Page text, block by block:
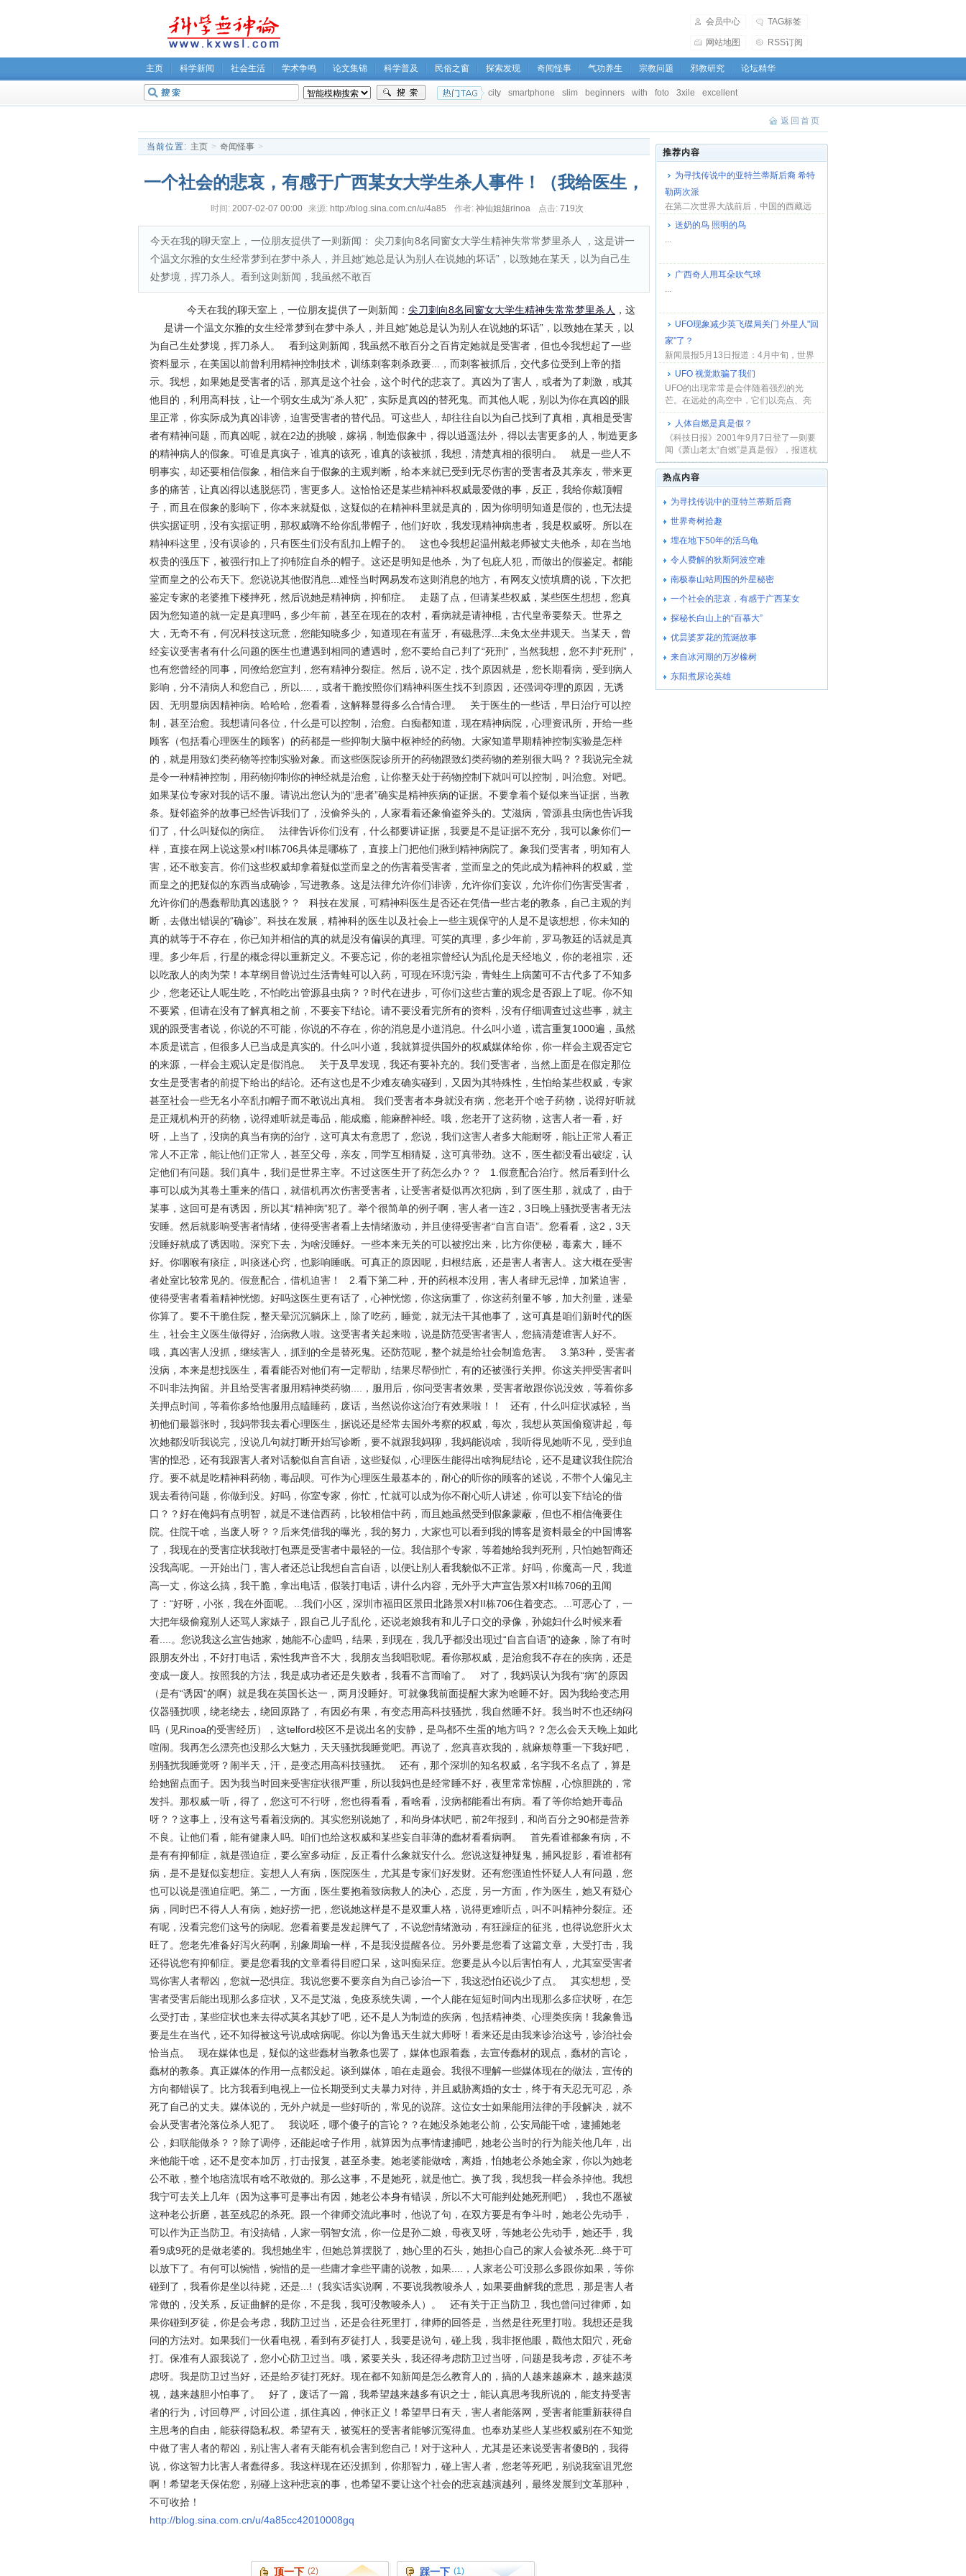
会员中心 TAG标签
网站地图 RSS订阅
主页 科学新闻 社会生活 学术争鸣 论文集锦 科学普及 民俗之窗 探索发现 奇闻怪事 气功养生 宗教问题 邪教研究 论坛精华
无神论坛 city smartphone slim beginners with foto 3xile excellent
返回首页
当前位置: 主页 > 奇闻怪事 >
一个社会的悲哀，有感于广西某女大学生杀人事件！（我给医生，
社
时间: 2007-02-07 00:00 来源: http://blog.sina.com.cn/u/4a85 作者: 神仙姐姐rinoa 点击: 719次
今天在我的聊天室上，一位朋友提供了一则新闻： 尖刀刺向8名同窗女大学生精神失常常梦里杀人 ，这是讲一
个温文尔雅的女生经常梦到在梦中杀人，并且她“她总是认为别人在说她的坏话”，以致她在某天，以为自己生
处梦境，挥刀杀人。看到这则新闻，我虽然不敢百
今天在我的聊天室上，一位朋友提供了一则新闻： 尖刀刺向8名同窗女大学生精神失常常梦里杀人 ，这
是讲一个温文尔雅的女生经常梦到在梦中杀人，并且她“她总是认为别人在说她的坏话”，以致她在某天，以
为自己生处梦境，挥刀杀人。 看到这则新闻，我虽然不敢百分之百肯定她就是受害者，但也令我想起了一些
资料显示，在美国以前曾利用精神控制技术，训练刺客刺杀政要...，而刺客被抓后，交代多位受到上帝的指
示。我想，如果她是受害者的话，那真是这个社会，这个时代的悲哀了。真凶为了害人，或者为了刺激，或其
他目的，利用高科技，让一个弱女生成为“杀人犯”，实际是真凶的替死鬼。而其他人呢，别以为你在真凶的眼
里正常，你实际成为真凶诽谤，迫害受害者的替代品。可这些人，却往往自以为自己找到了真相，真相是受害
者有精神问题，而真凶呢，就在2边的挑唆，嫁祸，制造假象中，得以逍遥法外，得以去害更多的人，制造更多
的精神病人的假象。可谁是真疯子，谁真的该死，谁真的该被抓，我想，清楚真相的很明白。 就是一些人不
明事实，却还要相信假象，相信来自于假象的主观判断，给本来就已受到无尽伤害的受害者及其亲友，带来更
多的痛苦，让真凶得以逃脱惩罚，害更多人。这恰恰还是某些精神科权威最爱做的事，反正，我给你戴顶帽
子，而且在假象的影响下，你本来就疑似，这疑似的在精神科里就是真的，因为你明明知道是假的，也无法提
供实据证明，没有实据证明，那权威嗨不给你乱带帽子，他们好吹，我发现精神病患者，我是权威呀。所以在
精神科这里，没有误诊的，只有医生们没有乱扣上帽子的。 这也令我想起温州戴老师被丈夫他杀，却在当地
权贵的强压下，被强行扣上了抑郁症自杀的帽子。这还是明知是他杀，为了包庇人犯，而做出的假鉴定。都能
堂而皇之的公布天下。您说说其他假消息...难怪当时网易发布这则消息的地方，有网友义愤填膺的说，下次把
鉴定专家的老婆推下楼摔死，然后说她是精神病，抑郁症。 走题了点，但请某些权威，某些医生想想，您真
因为您知道的就一定是真理吗，多少年前，甚至在现在的农村，看病就是请神棍，古代皇帝要祭天。世界之
大，无奇不有，何况科技这玩意，您能知晓多少，知道现在有蓝牙，有磁悬浮...未免太坐井观天。当某天，曾
经妄议受害者有什么问题的医生也遭遇到相同的遭遇时，您不要给自己判了“死刑”，当然我想，您不判“死刑”，
也有您曾经的同事，同僚给您宣判，您有精神分裂症。然后，说不定，找个原因就是，您长期看病，受到病人
影响，分不清病人和您自己，所以....，或者干脆按照你们精神科医生找不到原因，还强词夺理的原因，无诱
因、无明显病因精神病。哈哈哈，您看看，这解释显得多么合情合理。 关于医生的一些话，早日治疗可以控
制，甚至治愈。我想请问各位，什么是可以控制，治愈。白痴都知道，现在精神病院，心理资讯所，开给一些
顾客（包括看心理医生的顾客）的药都是一些抑制大脑中枢神经的药物。大家知道早期精神控制实验是怎样
的，就是用致幻类药物等控制实验对象。而这些医院诊所开的药物跟致幻类药物的差别很大吗？？我说完全就
是令一种精神控制，用药物抑制你的神经就是治愈，让你整天处于药物控制下就叫可以控制，叫治愈。对吧。
如果某位专家对我的话不服。请说出您认为的“患者”确实是精神疾病的证据。不要拿着个疑似来当证据，当教
条。疑邻盗斧的故事已经告诉我们了，没偷斧头的，人家看着还象偷盗斧头的。艾滋病，管源县虫病也告诉我
们了，什么叫疑似的病症。 法律告诉你们没有，什么都要讲证据，我要是不是证据不充分，我可以象你们一
样，直接在网上说这景x村II栋706具体是哪栋了，直接上门把他们揪到精神病院了。象我们受害者，明知有人
害，还不敢妄言。你们这些权威却拿着疑似堂而皇之的伤害着受害者，堂而皇之的凭此成为精神科的权威，堂
而皇之的把疑似的东西当成确诊，写进教条。这是法律允许你们诽谤，允许你们妄议，允许你们伤害受害者，
允许你们的愚蠢帮助真凶逃脱？？ 科技在发展，可精神科医生是否还在凭借一些古老的教条，自己主观的判
断，去做出错误的“确诊”。科技在发展，精神科的医生以及社会上一些主观保守的人是不是该想想，你未知的
真的就等于不存在，你已知并相信的真的就是没有偏误的真理。可笑的真理，多少年前，罗马教廷的话就是真
理。多少年后，行星的概念得以重新定义。不要忘记，你的老祖宗曾经认为乱伦是天经地义，你的老祖宗，还
以吃敌人的肉为荣！本草纲目曾说过生活青蛙可以入药，可现在环境污染，青蛙生上病菌可不古代多了不知多
少，您老还让人呢生吃，不怕吃出管源县虫病？？时代在进步，可你们这些古董的观念是否跟上了呢。你不知
不要紧，但请在没有了解真相之前，不要妄下结论。请不要没看完所有的资料，没有仔细调查过这些事，就主
观的跟受害者说，你说的不可能，你说的不存在，你的消息是小道消息。什么叫小道，谎言重复1000遍，虽然
本质是谎言，但很多人已当成是真实的。什么叫小道，我就算提供国外的权威媒体给你，你一样会主观否定它
的来源，一样会主观认定是假消息。 关于及早发现，我还有要补充的。我们受害者，当然上面是在假定那位
女生是受害者的前提下给出的结论。还有这也是不少难友确实碰到，又因为其特殊性，生怕给某些权威，专家
甚至社会一些无名小卒乱扣帽子而不敢说出真相。 我们受害者本身就没有病，您老开个啥子药物，说得好听就
是正规机构开的药物，说得难听就是毒品，能成瘾，能麻醉神经。哦，您老开了这药物，这害人者一看，好
呀，上当了，没病的真当有病的治疗，这可真太有意思了，您说，我们这害人者多大能耐呀，能让正常人看正
常人不正常，能让他们正常人，甚至父母，亲友，同学互相猜疑，这可真带劲。这不，医生都没看出破绽，认
定他们有问题。我们真牛，我们是世界主宰。不过这医生开了药怎么办？？ 1.假意配合治疗。然后看到什么
事可以成为其卷土重来的借口，就借机再次伤害受害者，让受害者疑似再次犯病，到了医生那，就成了，由于
某事，这回可是有诱因，所以其“精神病”犯了。举个很简单的例子啊，害人者一连2，3日晚上骚扰受害者无法
安睡。然后就影响受害者情绪，使得受害者看上去情绪激动，并且使得受害者“自言自语”。您看看，这2，3天
没睡好就成了诱因啦。深究下去，为啥没睡好。一些本来无关的可以被挖出来，比方你便秘，毒素大，睡不
好。你咽喉有痰症，叫痰迷心窍，也影响睡眠。可真正的原因呢，归根结底，还是害人者害人。这大概在受害
者处室比较常见的。假意配合，借机迫害！ 2.看下第二种，开的药根本没用，害人者肆无忌惮，加紧迫害，
使得受害者看着精神恍惚。好吗这医生更有话了，心神恍惚，你这病重了，你这药剂量不够，加大剂量，迷晕
你算了。要不干脆住院，整天晕沉沉躺床上，除了吃药，睡觉，就无法干其他事了，这可真是咱们新时代的医
生，社会主义医生做得好，治病救人啦。这受害者关起来啦，说是防范受害者害人，您搞清楚谁害人好不。
哦，真凶害人没抓，继续害人，抓到的全是替死鬼。还防范呢，整个就是给社会制造危害。 3.第3种，受害者
没病，本来是想找医生，看看能否对他们有一定帮助，结果尽帮倒忙，有的还被强行关押。你这关押受害者叫
不叫非法拘留。并且给受害者服用精神类药物....，服用后，你问受害者效果，受害者敢跟你说没效，等着你多
关押点时间，等着你多给他服用点瞌睡药，废话，当然说你这治疗有效果啦！！ 还有，什么叫症状减轻，当
初他们最嚣张时，我妈带我去看心理医生，据说还是经常去国外考察的权威，每次，我想从英国偷窥讲起，每
次她都没听我说完，没说几句就打断开始写诊断，要不就跟我妈聊，我妈能说啥，我听得见她听不见，受到迫
害的惶恐，还有我跟害人者对话貌似自言自语，这些疑似，心理医生能得出啥狗屁结论，还不是建议我住院治
疗。要不就是吃精神科药物，毒品呗。可作为心理医生最基本的，耐心的听你的顾客的述说，不带个人偏见主
观去看待问题，你做到没。好吗，你室专家，你忙，忙就可以成为你不耐心听人讲述，你可以妄下结论的借
口？？好在俺妈有点明智，就是不迷信西药，比较相信中药，而且她虽然受到假象蒙蔽，但也不相信俺要住
院。住院干啥，当废人呀？？后来凭借我的曝光，我的努力，大家也可以看到我的博客是资料最全的中国博客
了，我现在的受害症状我敢打包票是受害者中最轻的一位。我信那个专家，等着她给我判死刑，只怕她智商还
没我高呢。一开始出门，害人者还总让我想自言自语，以便让别人看我貌似不正常。好吗，你魔高一尺，我道
高一丈，你这么搞，我干脆，拿出电话，假装打电话，讲什么内容，无外乎大声宣告景X村II栋706的丑闻
了：“好呀，小张，我在外面呢。...我们小区，深圳市福田区景田北路景X村II栋706住着变态。...可恶心了，一
大把年级偷窥别人还骂人家婊子，跟自己儿子乱伦，还说老娘我有和儿子口交的录像，孙媳妇什么时候来看
看....。您说我这么宣告她家，她能不心虚吗，结果，到现在，我几乎都没出现过“自言自语”的迹象，除了有时
跟朋友外出，不好打电话，索性我声音不大，我朋友当我唱歌呢。看你那权威，是治愈我不存在的疾病，还是
变成一废人。按照我的方法，我是成功者还是失败者，我看不言而喻了。 对了，我妈误认为我有“病”的原因
（是有“诱因”的啊）就是我在英国长达一，两月没睡好。可就像我前面提醒大家为啥睡不好。因为我给变态用
仪器骚扰呗，绕老绕去，绕回原路了，有因必有果，有变态用高科技骚扰，我自然睡不好。我当时不也还纳闷
吗（见Rinoa的受害经历），这telford校区不是说出名的安静，是鸟都不生蛋的地方吗？？怎么会天天晚上如此
喧闹。我再怎么漂亮也没那么大魅力，天天骚扰我睡觉吧。再说了，您真喜欢我的，就麻烦尊重一下我好吧，
别骚扰我睡觉呀？闹半天，汗，是变态用高科技骚扰。 还有，那个深圳的知名权威，名字我不名点了，算是
给她留点面子。因为我当时回来受害症状很严重，所以我妈也是经常睡不好，夜里常常惊醒，心惊胆跳的，常
发抖。那权威一听，得了，您这可不行呀，您也得看看，看啥看，没病都能看出有病。看了等你给她开毒品
呀？？这事上，没有这号看着没病的。其实您别说她了，和尚身体状吧，前2年报到，和尚百分之90都是营养
不良。让他们看，能有健康人吗。咱们也给这权威和某些妄自菲薄的蠢材看看病啊。 首先看谁都象有病，不
是有有抑郁症，就是强迫症，要么室多动症，反正看什么象就安什么。您说这疑神疑鬼，捕风捉影，看谁都有
病，是不是疑似妄想症。妄想人人有病，医院医生，尤其是专家们好发财。还有您强迫性怀疑人人有问题，您
也可以说是强迫症吧。第二，一方面，医生要抱着致病救人的决心，态度，另一方面，作为医生，她又有疑心
病，同时巴不得人人有病，她好捞一把，您说她这样是不是双重人格，说得更难听点，叫不叫精神分裂症。还
有呢，没看完您们这号的病呢。您看着要是发起脾气了，不说您情绪激动，有狂躁症的征兆，也得说您肝火太
旺了。您老先准备好泻火药啊，别象周瑜一样，不是我没提醒各位。另外要是您看了这篇文章，大受打击，我
还得说您有抑郁症。要是您看我的文章看得目瞪口呆，这叫痴呆症。您要是从今以后害怕有人，尤其室受害者
骂你害人者帮凶，您就一恐惧症。我说您要不要亲自为自己诊治一下，我这恐怕还说少了点。 其实想想，受
害者受害后能出现那么多症状，又不是艾滋，免疫系统失调，一个人能在短短时间内出现那么多症状呀，在怎
么受打击，某些症状也来去得忒莫名其妙了吧，还不是人为制造的疾病，包括精神类、心理类疾病！我象鲁迅
要是生在当代，还不知得被这号说成啥病呢。你以为鲁迅天生就大师呀！看来还是由我来诊治这号，诊治社会
恰当点。 现在媒体也是，疑似的这些蠢材当教条也罢了，媒体也跟着蠢，去宣传蠢材的观点，蠢材的言论，
蠢材的教条。真正媒体的作用一点都没起。谈到媒体，咱在走题会。我很不理解一些媒体现在的做法，宣传的
方向都错误了。比方我看到电视上一位长期受到丈夫暴力对待，并且威胁离婚的女士，终于有天忍无可忍，杀
死了自己的丈夫。媒体说的，无外户就是一些好听的，常见的说辞。这位女士如果能用法律的手段解决，就不
会从受害者沦落位杀人犯了。 我说呸，哪个傻子的言论？？在她没杀她老公前，公安局能干啥，逮捕她老
公，妇联能做杀？？除了调停，还能起啥子作用，就算因为点事情逮捕吧，她老公当时的行为能关他几年，出
来他能干啥，还不是变本加厉，打击报复，甚至杀妻。她老婆能做啥，离婚，怕她老公杀她全家，你以为她老
公不敢，整个地痞流氓有啥不敢做的。那么这事，不是她死，就是他亡。换了我，我想我一样会杀掉他。我想
我宁可去关上几年（因为这事可是事出有因，她老公本身有错误，所以不大可能判处她死刑吧），我也不愿被
这种老公折磨，甚至残忍的杀死。跟一个律师交流此事时，他说了句，在双方要是有争斗时，她老公先动手，
可以作为正当防卫。有没搞错，人家一弱智女流，你一位是孙二娘，母夜叉呀，等她老公先动手，她还手，我
看9成9死的是做老婆的。我想她坐牢，但她总算摆脱了，她心里的石头，她担心自己的家人会被杀死...终于可
以放下了。有何可以惋惜，惋惜的是一些庸才拿些平庸的说教，如果....，人家老公可没那么多跟你如果，等你
碰到了，我看你是坐以待毙，还是...!（我实话实说啊，不要说我教唆杀人，如果要曲解我的意思，那是害人者
常做的，没关系，反证曲解的是你，不是我，我可没教唆杀人）。 还有关于正当防卫，我也曾问过律师，如
果你碰到歹徒，你是会考虑，我防卫过当，还是会往死里打，律师的回答是，当然是往死里打啦。我想还是我
问的方法对。如果我们一伙看电视，看到有歹徒打人，我要是说句，碰上我，我非抠他眼，戳他太阳穴，死命
打。保准有人跟我说了，您小心防卫过当。哦，紧要关头，我还得考虑防卫过当呀，问题是我考虑，歹徒不考
虑呀。我是防卫过当好，还是给歹徒打死好。现在都不知新闻是怎么教育人的，搞的人越来越麻木，越来越漠
视，越来越胆小怕事了。 好了，废话了一篇，我希望越来越多有识之士，能认真思考我所说的，能支持受害
者的行为，讨回尊严，讨回公道，抓住真凶，伸张正义！希望早日有天，害人者能落网，受害者能重新获得自
主思考的自由，能获得隐私权。希望有天，被冤枉的受害者能够沉冤得血。也奉劝某些人某些权威别在不知觉
中做了害人者的帮凶，别让害人者有天能有机会害到您自己！对于这种人，尤其是还来说受害者傻B的，我得
说，你这智力比害人者蠢得多。我这样现在还没抓到，你那智力，碰上害人者，您老等死吧，别说我室诅咒您
啊！希望老天保佑您，别碰上这种悲哀的事，也希望不要让这个社会的悲哀越演越列，最终发展到文革那种，
不可收拾！
http://blog.sina.com.cn/u/4a85cc42010008gq
顶一下 (2) 踩一下 (1)
推荐内容
为寻找传说中的亚特兰蒂斯后裔 希特
勒两次派
在第二次世界大战前后，中国的西藏远
离战区，躲过了战火与硝烟，但并没有
躲过纳粹德国...
送奶的鸟 照明的鸟
...
广西奇人用耳朵吹气球
...
UFO现象减少英飞碟局关门 外星人"回
家"了？
新闻晨报5月13日报道：4月中旬，世界
上最大和最正规的不明飞行物研究机构
―――英国飞...
UFO 视觉欺骗了我们
UFO的出现常常是会伴随着强烈的光
芒。在远处的高空中，它们以亮点、亮
条、亮盘、亮 环...
人体自燃是真是假？
《科技日报》2001年9月7日登了一则要
闻《萧山老太“自燃”是真是假》，报道杭
州市萧山...
热点内容
为寻找传说中的亚特兰蒂斯后裔
世界奇树拾趣
埋在地下50年的活乌龟
令人费解的狄斯阿波空难
南极泰山站周围的外星秘密
一个社会的悲哀，有感于广西某女
探秘长白山上的“百慕大”
优昙婆罗花的荒诞故事
来自冰河期的万岁橡树
东阳煮尿论英雄